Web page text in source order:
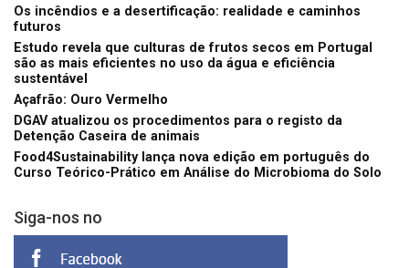
Os incêndios e a desertificação: realidade e caminhos
futuros
Estudo revela que culturas de frutos secos em Portugal
são as mais eficientes no uso da água e eficiência
sustentável
Açafrão: Ouro Vermelho
DGAV atualizou os procedimentos para o registo da
Detenção Caseira de animais
Food4Sustainability lança nova edição em português do
Curso Teórico-Prático em Análise do Microbioma do Solo
Siga-nos no